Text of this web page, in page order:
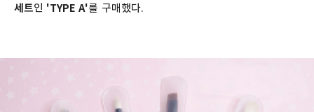
세트인 'TYPE A'를 구매했다.